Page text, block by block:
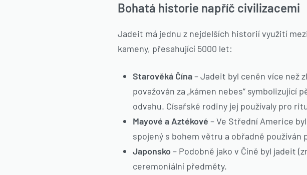
Bohatá historie napříč civilizacemi
Jadeit má jednu z nejdelších historií využití
kameny, přesahující 5000 let:
Starověká Čína– Jadeit byl ceněn více než
považován za „kámen nebes“
odvahu. Císařské rodiny jej používaly pro
Mayové a Aztékové – Ve Střední Americe
spojený s bohem větru a obřadně používán
Japonsko – Podobně jako v Číně byl jadeit
ceremoniální předměty.